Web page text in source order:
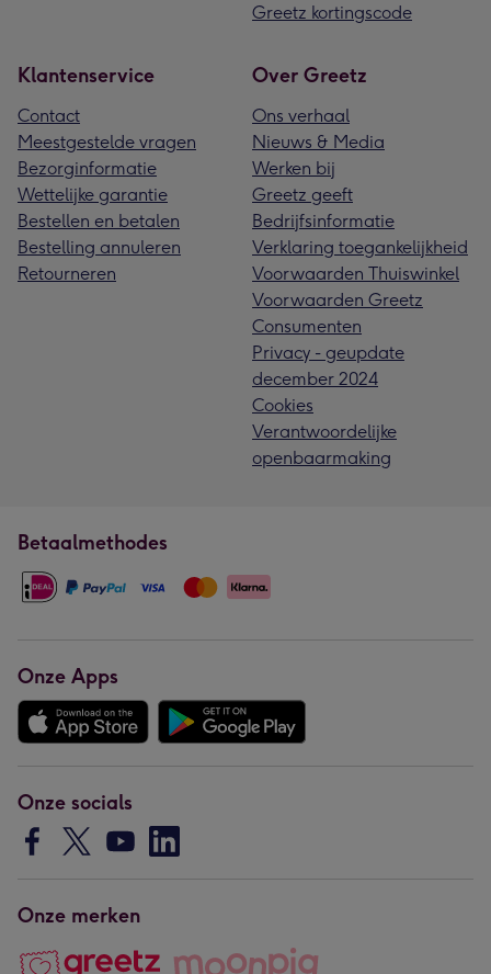
Greetz kortingscode
Klantenservice
Contact
Meestgestelde vragen
Bezorginformatie
Wettelijke garantie
Bestellen en betalen
Bestelling annuleren
Retourneren
Over Greetz
Ons verhaal
Nieuws & Media
Werken bij
Greetz geeft
Bedrijfsinformatie
Verklaring toegankelijkheid
Voorwaarden Thuiswinkel
Voorwaarden Greetz
Consumenten
Privacy - geupdate
december 2024
Cookies
Verantwoordelijke
openbaarmaking
Betaalmethodes
Onze Apps
Onze socials
Onze merken